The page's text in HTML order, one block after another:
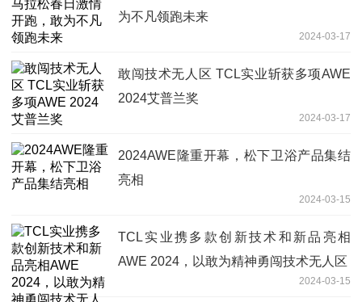
为不凡领跑未来
2024-03-17
敢闯技术无人区 TCL实业斩获多项AWE
2024艾普兰奖
2024-03-17
2024AWE隆重开幕，松下卫浴产品集结
亮相
2024-03-15
TCL实业携多款创新技术和新品亮相
AWE 2024，以敢为精神勇闯技术无人区
2024-03-15